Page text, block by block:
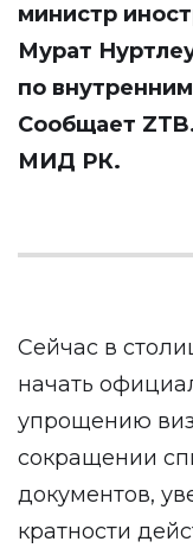
министр
Мурат
по
Сообщает
МИД РК.
Сейчас в
начать
упрощению
сокращении
документов,
кратности